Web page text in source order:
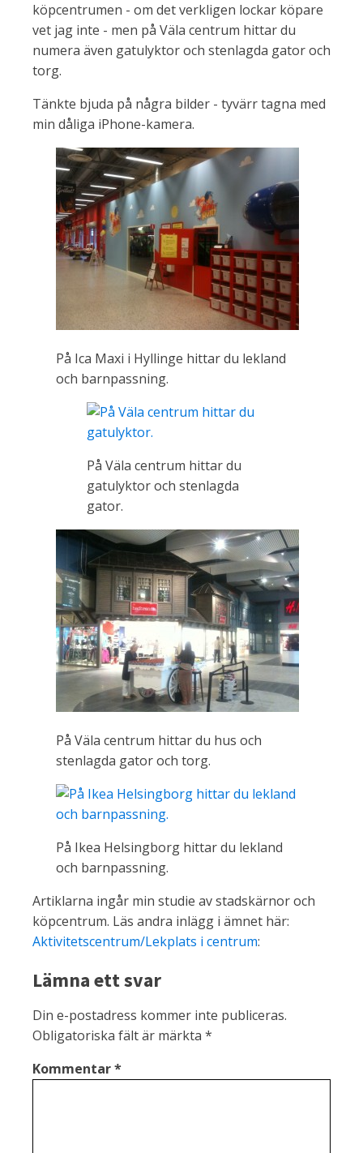
köpcentrumen - om det verkligen lockar köpare
vet jag inte - men på Väla centrum hittar du
numera även gatulyktor och stenlagda gator och
torg.
Tänkte bjuda på några bilder - tyvärr tagna med
min dåliga iPhone-kamera.
På Ica Maxi i Hyllinge hittar du lekland
och barnpassning.
På Väla centrum hittar du
gatulyktor och stenlagda
gator.
På Väla centrum hittar du hus och
stenlagda gator och torg.
På Ikea Helsingborg hittar du lekland
och barnpassning.
Artiklarna ingår min studie av stadskärnor och
köpcentrum. Läs andra inlägg i ämnet här:
Aktivitetscentrum/Lekplats i centrum:
Lämna ett svar
Din e-postadress kommer inte publiceras.
Obligatoriska fält är märkta *
Kommentar*